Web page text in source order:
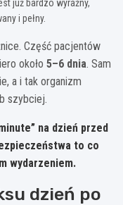
już bardzo wyraźny,
i pełny.
Część pacjentów
około 5–6 dnia. Sam
a i tak organizm
szybciej.
na dzień przed
to co
wydarzeniem.
dzień po